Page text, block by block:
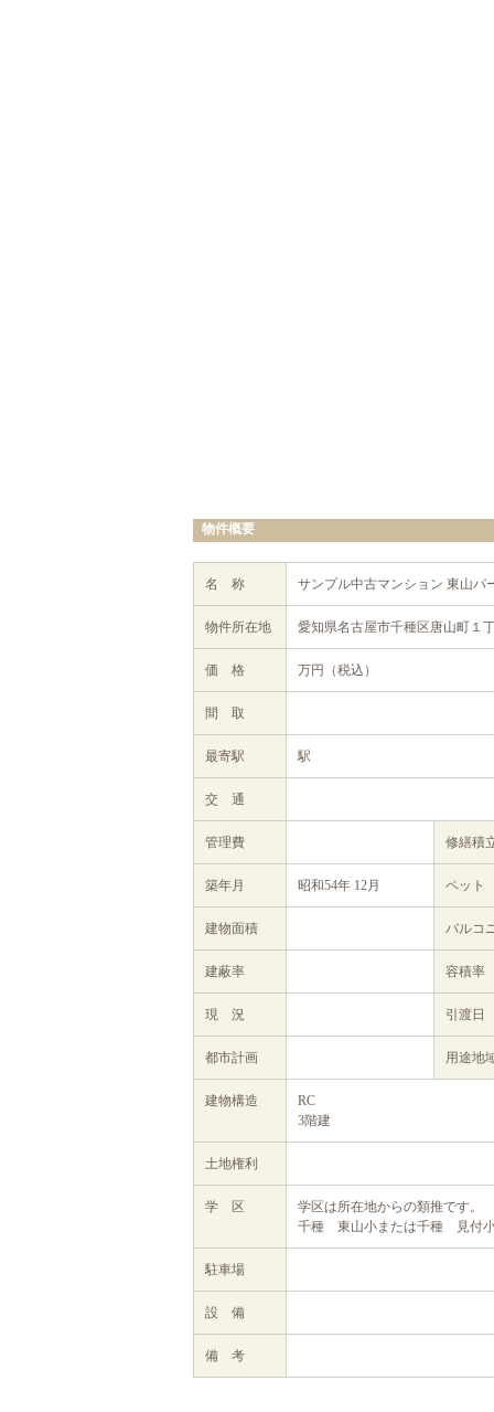
物件概要
名 称 サンプル中古マンション 東山パ
物件所在地 愛知県名古屋市千種区唐山町１
価 格 万円（税込）
間 取
最寄駅 駅
交 通
管理費 修繕
築年月 昭和54年 12月 ペット
建物面積 バルコ
建蔽率 容積率
現 況 引渡日
都市計画 用途地
建物構造
RC
3階建
土地権利
学 区
学区は所在地からの類推です。
千種 東山小または千種 見付
駐車場
設 備
備 考